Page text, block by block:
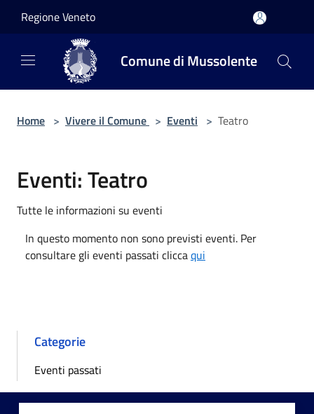
Regione Veneto
Comune di Mussolente
Home > Vivere il Comune > Eventi > Teatro
Eventi: Teatro
Tutte le informazioni su eventi
In questo momento non sono previsti eventi. Per
consultare gli eventi passati cliccaqui
Categorie
Eventi passati